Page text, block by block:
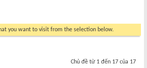
you want to visit from the selection below.
Chủ đề từ 1 đến 17 của 17